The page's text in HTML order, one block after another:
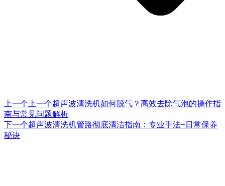
上一个 上一个超声波清洗机如何脱气？高效去除气泡的操作指
南与常见问题解析
下一个超声波清洗机管路彻底清洁指南：专业手法+日常保养
秘诀